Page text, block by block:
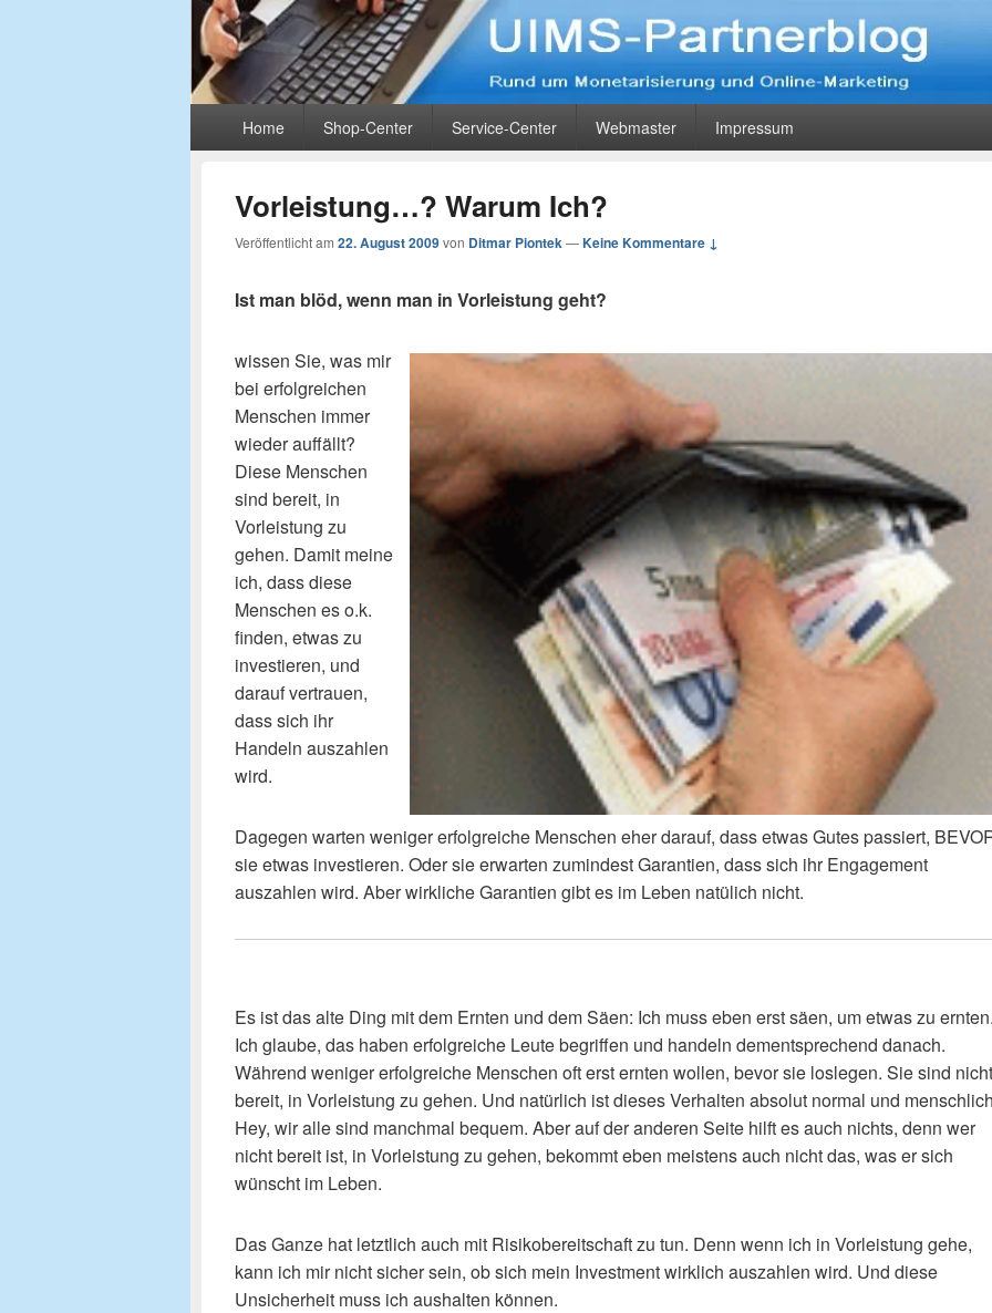
UIMS-Partnerblog
PrimäresHome Shop-Center Service-Center Webmaster Impressum
Vorleistung…? Warum Ich?
Veröffentlicht am 22. August 2009von Ditmar Piontek—Keine Kommentare ↓
Ist man blöd, wenn man in Vorleistung geht?
wissen Sie, was mir
bei erfolgreichen
Menschen immer
wieder auffällt?
Diese Menschen
sind bereit, in
Vorleistung zu
gehen. Damit meine
ich, dass diese
Menschen es o.k.
finden, etwas zu
investieren, und
darauf vertrauen,
dass sich ihr
Handeln auszahlen
wird.
Dagegen warten weniger erfolgreiche Menschen eher darauf, dass etwas Gutes passiert,
sie etwas investieren. Oder sie erwarten zumindest Garantien, dass sich ihr Engagement
auszahlen wird. Aber wirkliche Garantien gibt es im Leben natülich nicht.
Es ist das alte Ding mit dem Ernten und dem Säen: Ich muss eben erst säen, um etwas zu
Ich glaube, das haben erfolgreiche Leute begriffen und handeln dementsprechend danach.
Während weniger erfolgreiche Menschen oft erst ernten wollen, bevor sie loslegen. Sie sind nicht
bereit, in Vorleistung zu gehen. Und natürlich ist dieses Verhalten absolut normal und
Hey, wir alle sind manchmal bequem. Aber auf der anderen Seite hilft es auch nichts, denn wer
nicht bereit ist, in Vorleistung zu gehen, bekommt eben meistens auch nicht das, was er sich
wünscht im Leben.
Das Ganze hat letztlich auch mit Risikobereitschaft zu tun. Denn wenn ich in Vorleistung gehe,
kann ich mir nicht sicher sein, ob sich mein Investment wirklich auszahlen wird. Und diese
Unsicherheit muss ich aushalten können.